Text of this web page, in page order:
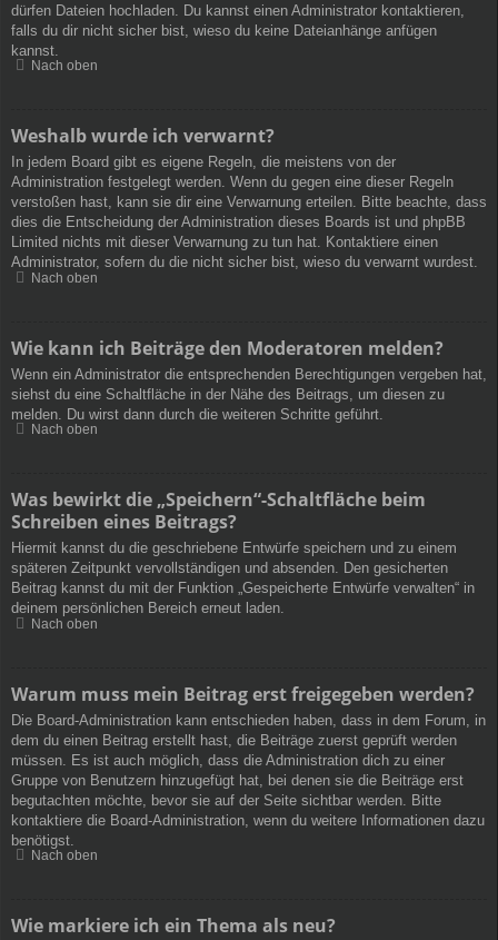
dürfen Dateien hochladen. Du kannst einen Administrator kontaktieren,
falls du dir nicht sicher bist, wieso du keine Dateianhänge anfügen
kannst.
Nach oben
Weshalb wurde ich verwarnt?
In jedem Board gibt es eigene Regeln, die meistens von der
Administration festgelegt werden. Wenn du gegen eine dieser Regeln
verstoßen hast, kann sie dir eine Verwarnung erteilen. Bitte beachte, dass
dies die Entscheidung der Administration dieses Boards ist und phpBB
Limited nichts mit dieser Verwarnung zu tun hat. Kontaktiere einen
Administrator, sofern du die nicht sicher bist, wieso du verwarnt wurdest.
Nach oben
Wie kann ich Beiträge den Moderatoren melden?
Wenn ein Administrator die entsprechenden Berechtigungen vergeben hat,
siehst du eine Schaltfläche in der Nähe des Beitrags, um diesen zu
melden. Du wirst dann durch die weiteren Schritte geführt.
Nach oben
Was bewirkt die „Speichern“-Schaltfläche beim
Schreiben eines Beitrags?
Hiermit kannst du die geschriebene Entwürfe speichern und zu einem
späteren Zeitpunkt vervollständigen und absenden. Den gesicherten
Beitrag kannst du mit der Funktion „Gespeicherte Entwürfe verwalten“ in
deinem persönlichen Bereich erneut laden.
Nach oben
Warum muss mein Beitrag erst freigegeben werden?
Die Board-Administration kann entschieden haben, dass in dem Forum, in
dem du einen Beitrag erstellt hast, die Beiträge zuerst geprüft werden
müssen. Es ist auch möglich, dass die Administration dich zu einer
Gruppe von Benutzern hinzugefügt hat, bei denen sie die Beiträge erst
begutachten möchte, bevor sie auf der Seite sichtbar werden. Bitte
kontaktiere die Board-Administration, wenn du weitere Informationen dazu
benötigst.
Nach oben
Wie markiere ich ein Thema als neu?